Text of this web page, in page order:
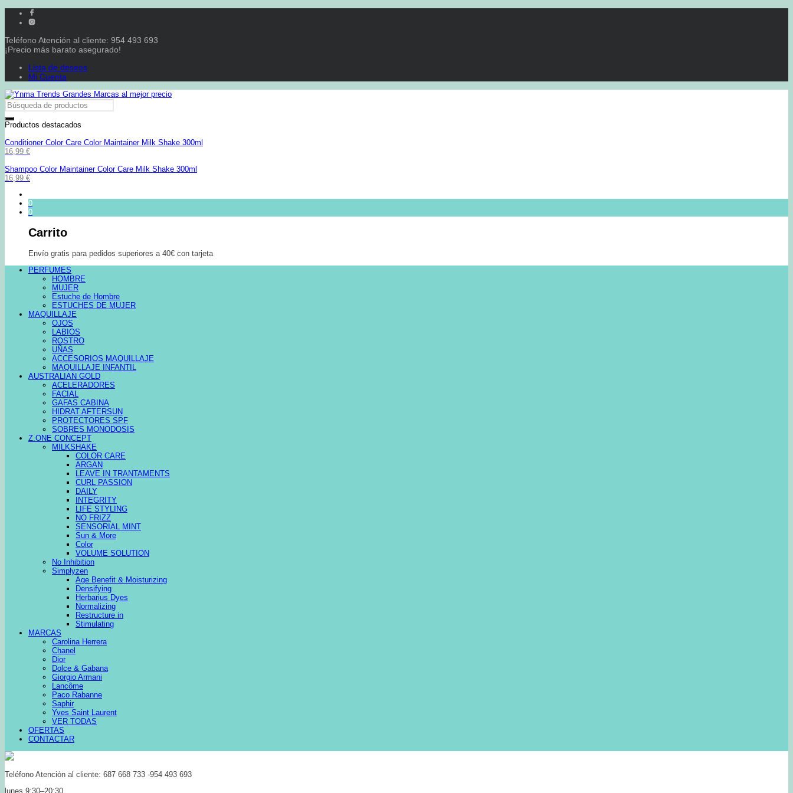
Teléfono Atención al cliente: 954 493 693
¡Precio más barato asegurado!
Lista de deseos
Mi Cuenta
Productos destacados
Conditioner Color Care Color Maintainer Milk Shake 300ml
16,99 €
Shampoo Color Maintainer Color Care Milk Shake 300ml
16,99 €
0
0
Carrito
Envío gratis para pedidos superiores a 40€ con tarjeta
PERFUMES
HOMBRE
MUJER
Estuche de Hombre
ESTUCHES DE MUJER
MAQUILLAJE
OJOS
LABIOS
ROSTRO
UÑAS
ACCESORIOS MAQUILLAJE
MAQUILLAJE INFANTIL
AUSTRALIAN GOLD
ACELERADORES
FACIAL
GAFAS CABINA
HIDRAT AFTERSUN
PROTECTORES SPF
SOBRES MONODOSIS
Z.ONE CONCEPT
MILKSHAKE
COLOR CARE
ARGAN
LEAVE IN TRANTAMENTS
CURL PASSION
DAILY
INTEGRITY
LIFE STYLING
NO FRIZZ
SENSORIAL MINT
Sun & More
Color
VOLUME SOLUTION
No Inhibition
Simplyzen
Age Benefit & Moisturizing
Densifying
Herbarius Dyes
Normalizing
Restructure in
Stimulating
MARCAS
Carolina Herrera
Chanel
Dior
Dolce & Gabana
Giorgio Armani
Lancôme
Paco Rabanne
Saphir
Yves Saint Laurent
VER TODAS
OFERTAS
CONTACTAR
Teléfono Atención al cliente: 687 668 733 -954 493 693
lunes 9:30–20:30